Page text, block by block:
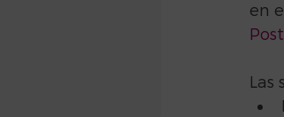
en
Las